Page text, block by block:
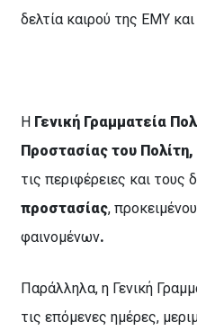
δελτία καιρού της ΕΜΥ
Η Γενική Γραμματεία
Προστασίας του Πολίτη,
τις περιφέρειες και
προστασίας,
φαινομένων.
Παράλληλα, η Γενική
τις επόμενες ημέρες,